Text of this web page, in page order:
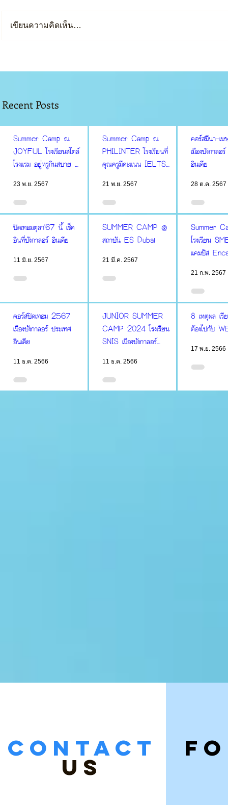
เขียนความคิดเห็น…
Recent Posts
Summer Camp ณ
JOYFUL โรงเรียนสไตล์
โรงแรม อยู่หรูกินสบาย มี
23 พ.ย. 2567
Summer Camp ณ
PHILINTER โรงเรียนที่
คุณครูมีคะแนน IELTS
21 พ.ย. 2567
คอร์สมีนา-เ
เมืองบังกาลอ
อินเดีย
28 ต.ค. 2567
ปิดเทอมตุลา'67 นี้ เช็ค
อินที่บังกาลอร์ อินเดีย
11 มิ.ย. 2567
SUMMER CAMP @
สถาบัน ES Dubai
21 มี.ค. 2567
Summer
โรงเรียน
แคมปัส
21 ก.พ. 2567
คอร์สปิดเทอม 2567
เมืองบังกาลอร์ ประเทศ
อินเดีย
11 ธ.ค. 2566
JUNIOR SUMMER
CAMP 2024 โรงเรียน
SNIS เมืองบังกาลอร์
11 ธ.ค. 2566
8 เหตุผล เรี
ต้องไปกับ
17 พ.ย. 2566
CONTACT
US